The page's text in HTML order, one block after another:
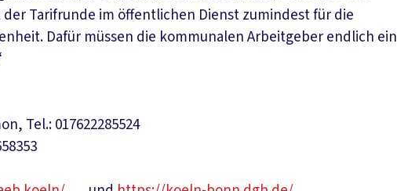
Tarifrunde im öffentlichen Dienst zumindest für die
Dafür müssen die kommunalen Arbeitgeber endlich ein
Tel.: 017622285524